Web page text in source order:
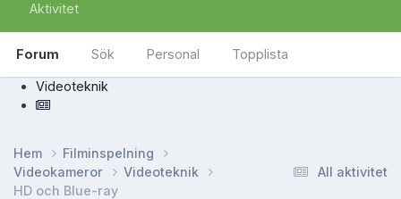
Forum Sök Personal Topplista
Aktivitet
Videoteknik
All aktivitet
Hem
Filminspelning
Videokameror
Videoteknik
HD och Blue-ray